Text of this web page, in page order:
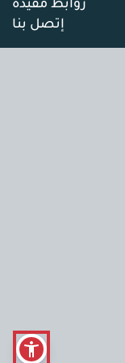
روابط مفيدة
إتصل بنا